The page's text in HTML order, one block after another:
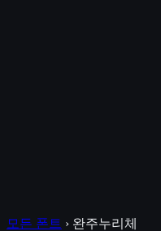
모든 폰트 › 완주누리체